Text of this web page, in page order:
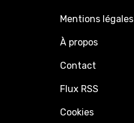
Mentions légales
À propos
Contact
Flux RSS
Cookies